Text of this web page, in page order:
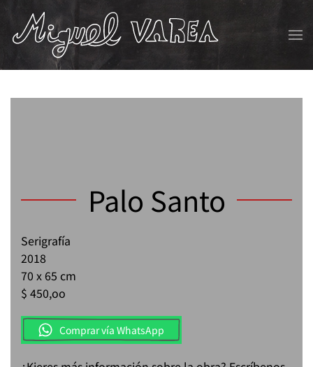
Skip to main content
Palo Santo
Serigrafía
2018
70 x 65 cm
$ 450,oo
Comprar vía WhatsApp